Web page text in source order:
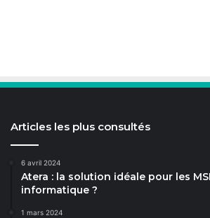
Articles les plus consultés
6 avril 2024
Atera : la solution idéale pour les
informatique ?
1 mars 2024